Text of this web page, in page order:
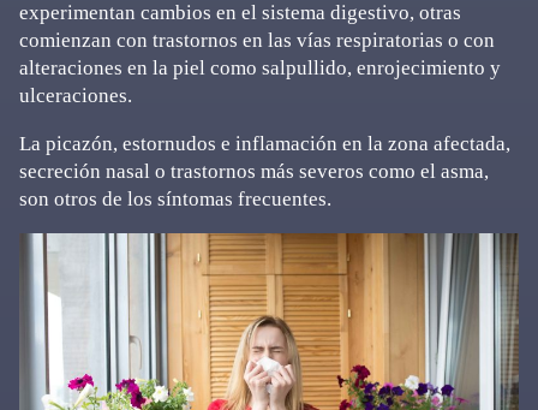
experimentan cambios en el sistema digestivo, otras
comienzan con trastornos en las vías respiratorias o con
alteraciones en la piel como salpullido, enrojecimiento y
ulceraciones.
La picazón, estornudos e inflamación en la zona afectada,
secreción nasal o trastornos más severos como el asma,
son otros de los síntomas frecuentes.